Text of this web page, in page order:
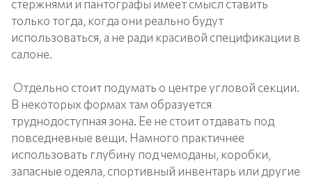
стержнями и пантографы имеет смысл ставить
только тогда, когда они реально будут
использоваться, а не ради красивой спецификации в
салоне.
Отдельно стоит подумать о центре угловой секции.
В некоторых формах там образуется
труднодоступная зона. Ее не стоит отдавать под
повседневные вещи. Намного практичнее
использовать глубину под чемоданы, коробки,
запасные одеяла, спортивный инвентарь или другие